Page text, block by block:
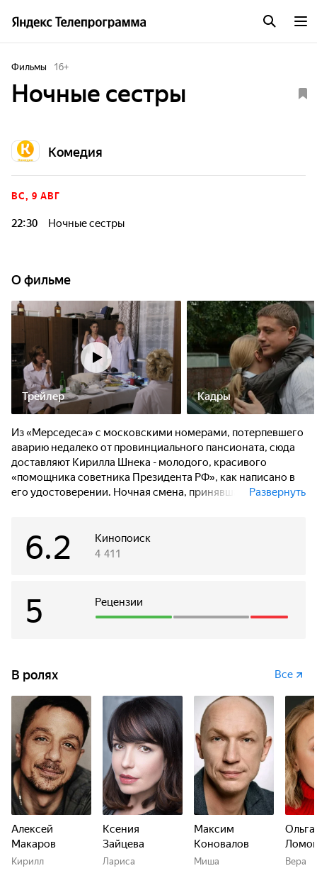
Фильмы 16+
Ночные сестры
Комедия
ВС, 9 АВГ
22:30 Ночные сестры
О фильме
Трейлер Кадры
Из «Мерседеса» с московскими номерами, потерпевшего
аварию недалеко от провинциального пансионата, сюда
доставляют Кирилла Шнека - молодого, красивого
«помощника советника Президента РФ», как написано в
его удостоверении. Ночная смена, принявшая
выпавшем, возможно, на долю кого-то из них - молодых,
красивых, но неустроенных женщин.
«больной» сразу повел себя по-хозяйски: самоуверенно
до наглости, панибратски до хамства. Он предложил
каждой «свои услуги». Очень трудно молодым женщинам
Развернуть
Кинопоиск
6.2 4 411
Рецензии
5
В ролях Все
Алексей
Макаров
Кирилл
Ксения
Зайцева
Лариса
Максим
Коновалов
Миша
Ольга
Вера